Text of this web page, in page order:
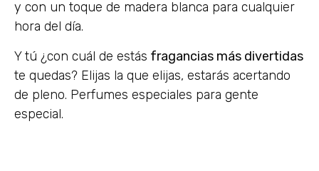
y con un toque de madera blanca para cualquier
hora del día.
Y tú ¿con cuál de estás fragancias más divertidas
te quedas? Elijas la que elijas, estarás acertando
de pleno. Perfumes especiales para gente
especial.